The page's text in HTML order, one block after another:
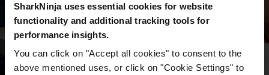
SharkNinja uses essential cookies for website
functionality and additional tracking tools for
performance insights.
You can click on "Accept all cookies" to consent to the
above mentioned uses, or click on "Cookie Settings" to